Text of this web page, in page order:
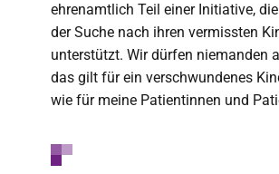
ehrenamtlich Teil einer Initiative,
der Suche nach ihren vermissten
unterstützt. Wir dürfen niemanden
das gilt für ein verschwundenes
wie für meine Patientinnen und